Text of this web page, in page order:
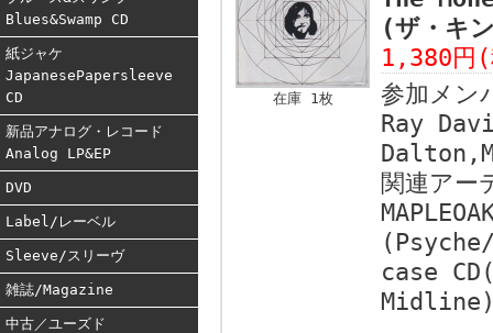
Blues&Swamp CD
紙ジャケ
JapanesePapersleeve
CD
新品アナログ・レコード
Analog LP&EP
DVD
Label/レーベル
Sleeve/スリーヴ
雑誌/Magazine
中古／ユーズド
在庫 1枚
(ザ・キ
1,380円
参加メン
Ray
関連アー
case